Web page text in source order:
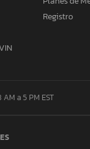
Registro
a 5 PM EST